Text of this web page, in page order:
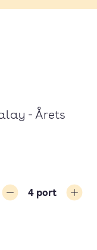
- Årets
4 port